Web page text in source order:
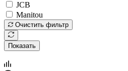
JCB
Manitou
Очистить фильтр
Показать